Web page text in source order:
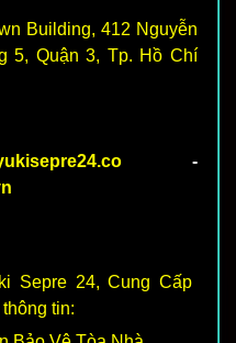
Building, 412 Nguyễn
5, Quận 3, Tp. Hồ Chí
-
Sepre 24, Cung Cấp
tin: